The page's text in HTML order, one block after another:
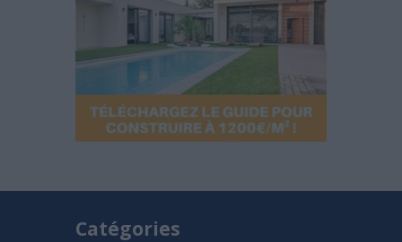
Catégories